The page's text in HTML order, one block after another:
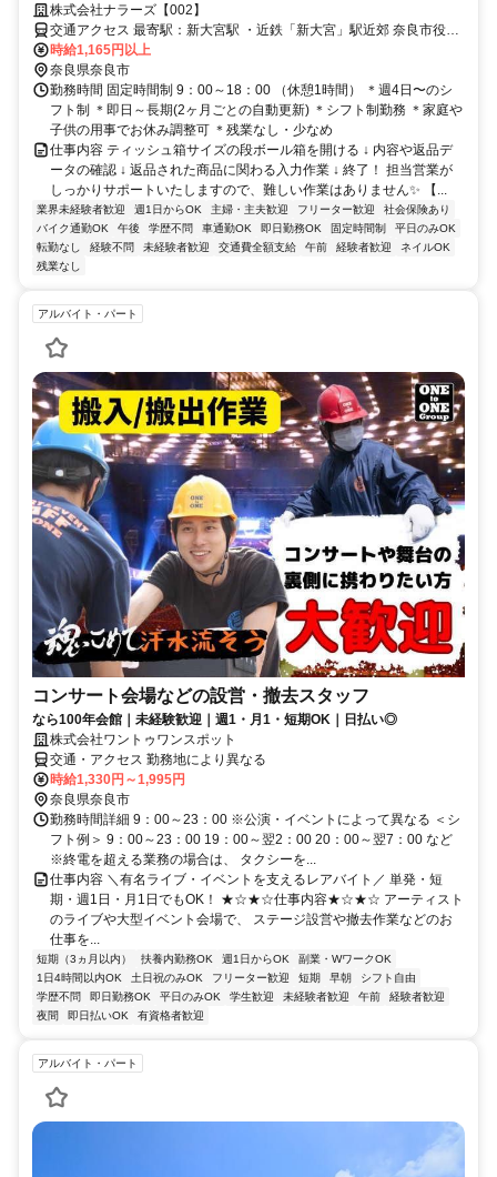
馴染みの漢方薬会社】【⏰️長期安定】20～40代の男女活躍中♪
株式会社ナラーズ【002】
交通アクセス 最寄駅：新大宮駅 ・近鉄「新大宮」駅近郊 奈良市役所
やミナーラ近く ※車通勤不可 ※バイク・自転車通勤ＯＫ ■交通費支
給（上限月13000円） ■公共交通機関、バス、自転車、バイク通勤OK
★生駒市、大和郡山市、木津川市、天理市、橿原市、精華町、桜井
市、東大阪市、田原本町、大和高田市など周辺エリアから通勤するス
タッフがたくさんいますよ(^^)
時給1,165円以上
奈良県奈良市
勤務時間 固定時間制 9：00～18：00 （休憩1時間） ＊週4日〜のシ
フト制 ＊即日～長期(2ヶ月ごとの自動更新) ＊シフト制勤務 ＊家庭や
子供の用事でお休み調整可 ＊残業なし・少なめ
仕事内容 ティッシュ箱サイズの段ボール箱を開ける ↓ 内容や返品デ
ータの確認 ↓ 返品された商品に関わる入力作業 ↓ 終了！ 担当営業が
しっかりサポートいたしますので、難しい作業はありません✨ 【...
業界未経験者歓迎 週1日からOK 主婦・主夫歓迎 フリーター歓迎
社会保険あり
バイク通勤OK
午後 学歴不問 車通勤OK 即日勤務OK 固定時間制
平日のみOK
転勤なし
経験不問 未経験者歓迎 交通費全額支給 午前 経験者歓迎
ネイルOK
残業なし
アルバイト・パート
コンサート会場などの設営・撤去スタッフ
なら100年会館｜未経験歓迎｜週1・月1・短期OK｜日払い◎
株式会社ワントゥワンスポット
交通・アクセス 勤務地により異なる
時給1,330円～1,995円
奈良県奈良市
勤務時間詳細 9：00～23：00 ※公演・イベントによって異なる ＜シ
フト例＞ 9：00～23：00 19：00～翌2：00 20：00～翌7：00 など
※終電を超える業務の場合は、 タクシーを...
仕事内容 ＼有名ライブ・イベントを支えるレアバイト／ 単発・短
期・週1日・月1日でもOK！ ★☆★☆仕事内容★☆★☆ アーティスト
のライブや大型イベント会場で、 ステージ設営や撤去作業などのお
仕事を...
短期（3ヵ月以内） 扶養内勤務OK 週1日からOK
副業・WワークOK
1日4時間以内OK
土日祝のみOK フリーター歓迎 短期 早朝
シフト自由
学歴不問
即日勤務OK 平日のみOK 学生歓迎 未経験者歓迎 午前
経験者歓迎
夜間
即日払いOK 有資格者歓迎
アルバイト・パート